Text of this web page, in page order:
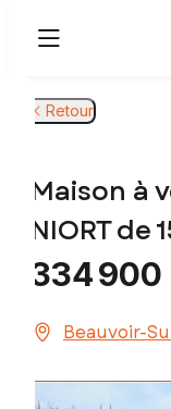
Retour
Maison à
NIORT de
334 900
Beauvoir-